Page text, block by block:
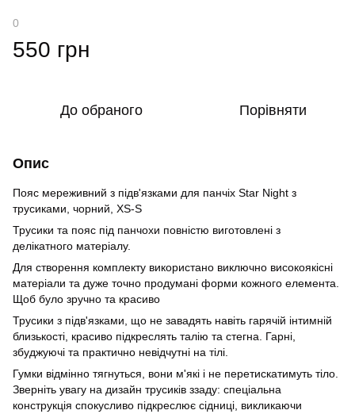
0
550 грн
До обраного Порівняти
Опис
Пояс мереживний з підв'язками для панчіх Star Night з
трусиками, чорний, XS-S
Трусики та пояс під панчохи повністю виготовлені з
делікатного матеріалу.
Для створення комплекту використано виключно високоякісні
матеріали та дуже точно продумані форми кожного елемента.
Щоб було зручно та красиво
Трусики з підв'язками, що не завадять навіть гарячій інтимній
близькості, красиво підкреслять талію та стегна. Гарні,
збуджуючі та практично невідчутні на тілі.
Гумки відмінно тягнуться, вони м'які і не перетискатимуть тіло.
Зверніть увагу на дизайн трусиків ззаду: спеціальна
конструкція спокусливо підкреслює сідниці, викликаючи